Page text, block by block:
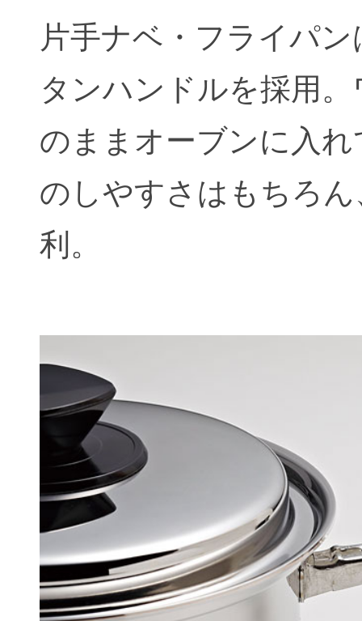
片手ナベ・フライパ
タンハンドルを採用
のままオーブンに入
のしやすさはもちろ
利。